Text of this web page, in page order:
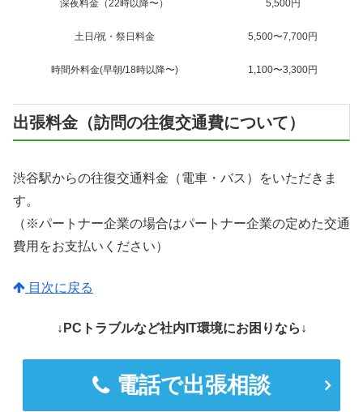
深夜料金（22時以降〜） 5,500円
土日/祝・祭日料金 5,500〜7,700円
時間外料金(早朝/18時以降〜) 1,100〜3,300円
出張料金（訪問の往復交通費について）
渋谷駅からの往復交通料金（電車・バス）をいただきま
す。
（※パートナー企業の場合はパートナー企業の定めた交通
費用をお支払いください）
目次に戻る
↓PCトラブルなど社内IT環境にお困りなら↓
電話で出張相談